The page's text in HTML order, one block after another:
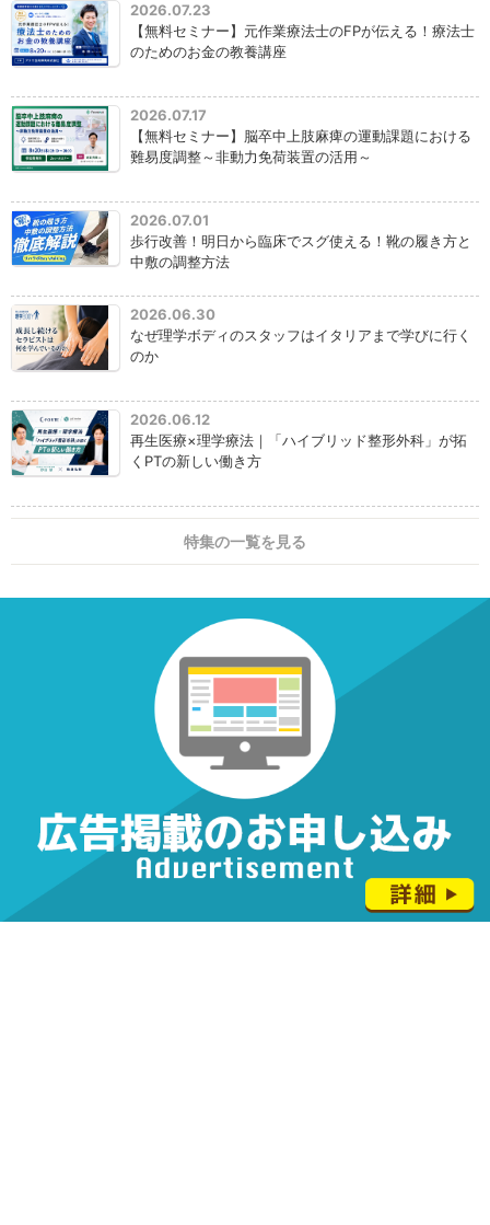
2026.07.23
【無料セミナー】元作業療法士のFPが伝える！療法士
のためのお金の教養講座
2026.07.17
【無料セミナー】脳卒中上肢麻痺の運動課題における
難易度調整～非動力免荷装置の活用～
2026.07.01
歩行改善！明日から臨床でスグ使える！靴の履き方と
中敷の調整方法
2026.06.30
なぜ理学ボディのスタッフはイタリアまで学びに行く
のか
2026.06.12
再生医療×理学療法｜「ハイブリッド整形外科」が拓
くPTの新しい働き方
特集の一覧を見る